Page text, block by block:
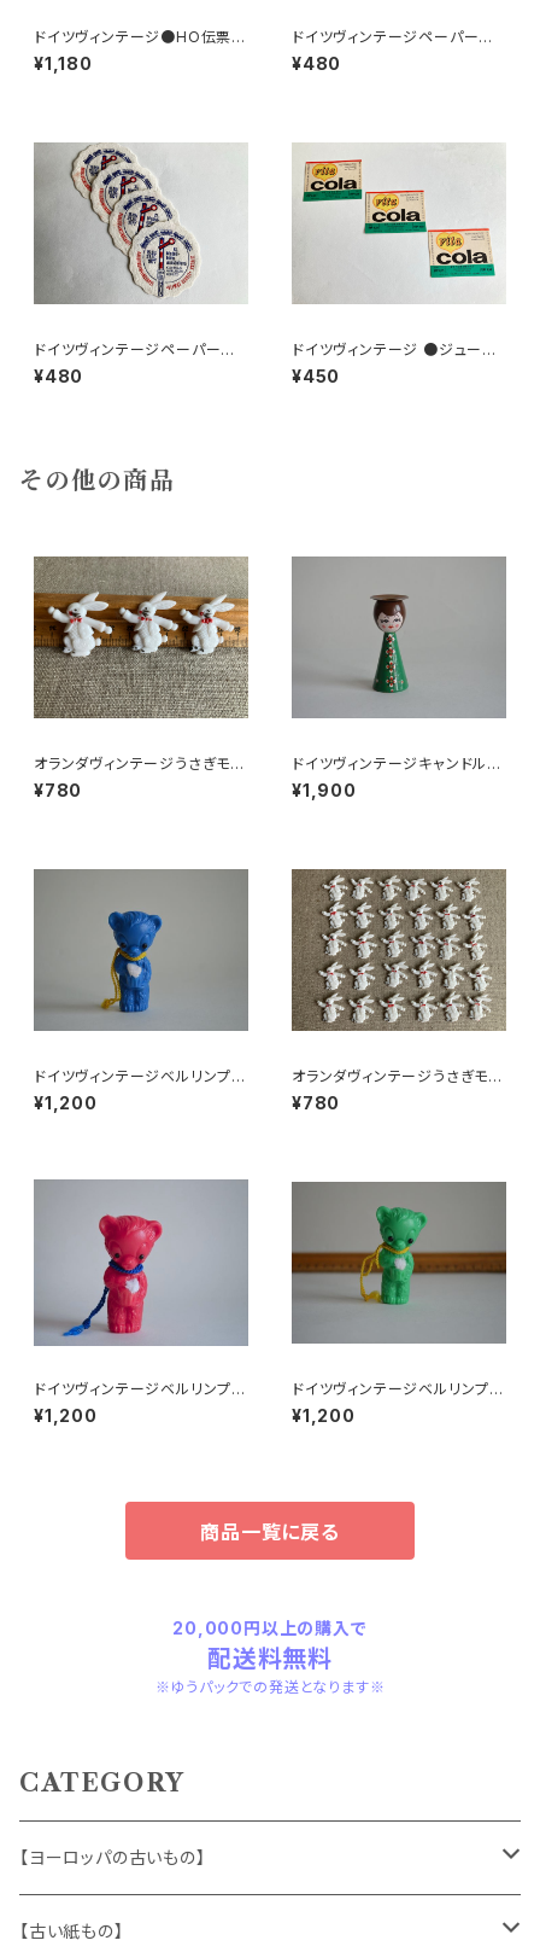
ドイツヴィンテージ●HO伝票9
0枚
¥1,180
ドイツヴィンテージペーパーコ
ースター8枚組●HO
¥480
ドイツヴィンテージペーパーコ
ースター鉄道4枚組
¥480
ドイツヴィンテージ ●ジュース
ラベル3枚組●vitacolaビタコ
ーラ
¥450
その他の商品
オランダヴィンテージうさぎモチ
ーフプラパーツ30個セットZ
¥780
ドイツヴィンテージキャンドルホ
ルダー緑
¥1,900
ドイツヴィンテージベルリンプラ
ベア青76
¥1,200
オランダヴィンテージうさぎモチ
ーフプラパーツ30個セットNo16
2
¥780
ドイツヴィンテージベルリンプラ
ベア赤C2
¥1,200
ドイツヴィンテージベルリンプラ
ベア緑176
¥1,200
商品一覧に戻る
20,000円以上の購入で
配送料無料
※ゆうパックでの発送となります※
CATEGORY
【ヨーロッパの古いもの】
ヴィンテージアクセサリー
【古い紙もの】